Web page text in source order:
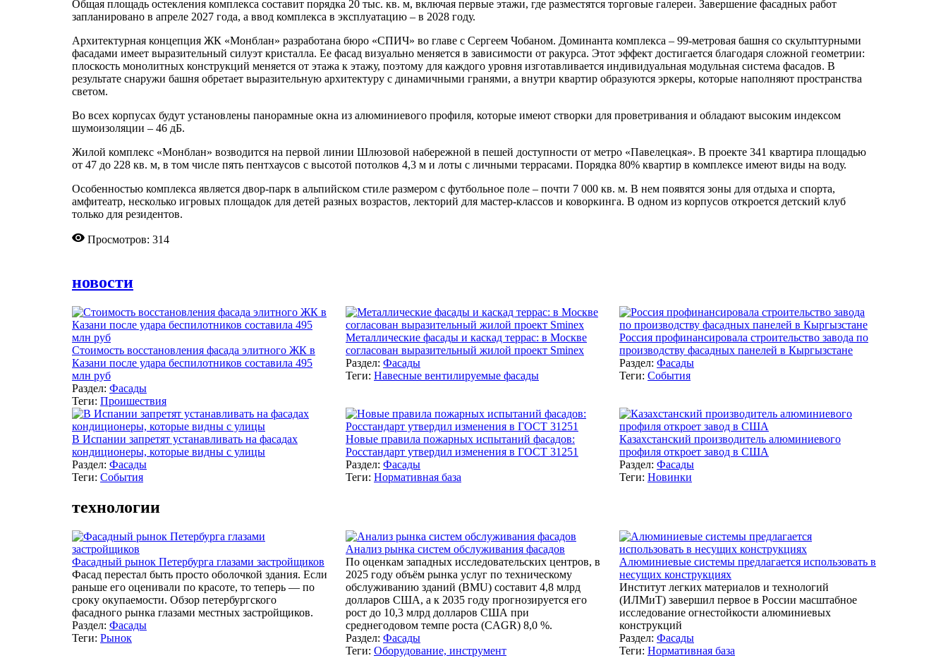
Общая площадь остекления комплекса составит порядка 20 тыс. кв. м, включая первые этажи, где разместятся торговые галереи. Завершение фасадных работ
запланировано в апреле 2027 года, а ввод комплекса в эксплуатацию – в 2028 году.
Архитектурная концепция ЖК «Монблан» разработана бюро «СПИЧ» во главе с Сергеем Чобаном. Доминанта комплекса – 99-метровая башня со скульптурными
фасадами имеет выразительный силуэт кристалла. Ее фасад визуально меняется в зависимости от ракурса. Этот эффект достигается благодаря сложной геометрии:
плоскость монолитных конструкций меняется от этажа к этажу, поэтому для каждого уровня изготавливается индивидуальная модульная система фасадов. В
результате снаружи башня обретает выразительную архитектуру с динамичными гранями, а внутри квартир образуются эркеры, которые наполняют пространства
светом.
Во всех корпусах будут установлены панорамные окна из алюминиевого профиля, которые имеют створки для проветривания и обладают высоким индексом
шумоизоляции – 46 дБ.
Жилой комплекс «Монблан» возводится на первой линии Шлюзовой набережной в пешей доступности от метро «Павелецкая». В проекте 341 квартира площадью
от 47 до 228 кв. м, в том числе пять пентхаусов с высотой потолков 4,3 м и лоты с личными террасами. Порядка 80% квартир в комплексе имеют виды на воду.
Особенностью комплекса является двор-парк в альпийском стиле размером с футбольное поле – почти 7 000 кв. м. В нем появятся зоны для отдыха и спорта,
амфитеатр, несколько игровых площадок для детей разных возрастов, лекторий для мастер-классов и коворкинга. В одном из корпусов откроется детский клуб
только для резидентов.
Просмотров: 314
новости
Стоимость восстановления фасада элитного ЖК в
Казани после удара беспилотников составила 495
млн руб
Раздел: Фасады
Теги: Проишествия
Металлические фасады и каскад террас: в Москве
согласован выразительный жилой проект Sminex
Раздел: Фасады
Теги: Навесные вентилируемые фасады
Россия профинансировала строительство завода по
производству фасадных панелей в Кыргызстане
Раздел: Фасады
Теги: События
В Испании запретят устанавливать на фасадах
кондиционеры, которые видны с улицы
Раздел: Фасады
Теги: События
Новые правила пожарных испытаний фасадов:
Росстандарт утвердил изменения в ГОСТ 31251
Раздел: Фасады
Теги: Нормативная база
Казахстанский производитель алюминиевого
профиля откроет завод в США
Раздел: Фасады
Теги: Новинки
технологии
Фасадный рынок Петербурга глазами застройщиков
Фасад перестал быть просто оболочкой здания. Если
раньше его оценивали по красоте, то теперь — по
сроку окупаемости. Обзор петербургского
фасадного рынка глазами местных застройщиков.
Раздел: Фасады
Теги: Рынок
Анализ рынка систем обслуживания фасадов
По оценкам западных исследовательских центров, в
2025 году объём рынка услуг по техническому
обслуживанию зданий (BMU) составит 4,8 млрд
долларов США, а к 2035 году прогнозируется его
рост до 10,3 млрд долларов США при
среднегодовом темпе роста (CAGR) 8,0 %.
Раздел: Фасады
Теги: Оборудование, инструмент
Алюминиевые системы предлагается использовать в
несущих конструкциях
Институт легких материалов и технологий
(ИЛМиТ) завершил первое в России масштабное
исследование огнестойкости алюминиевых
конструкций
Раздел: Фасады
Теги: Нормативная база